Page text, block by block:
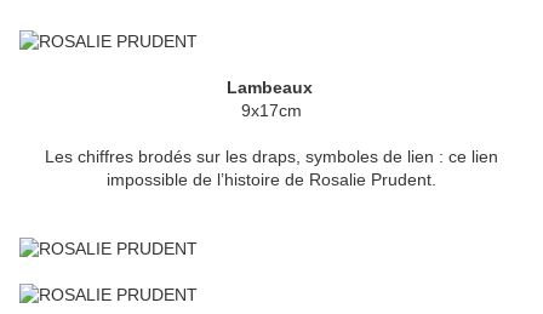
Lambeaux
9x17cm
Les chiffres brodés sur les draps, symboles de lien : ce lien
impossible de l’histoire de Rosalie Prudent.